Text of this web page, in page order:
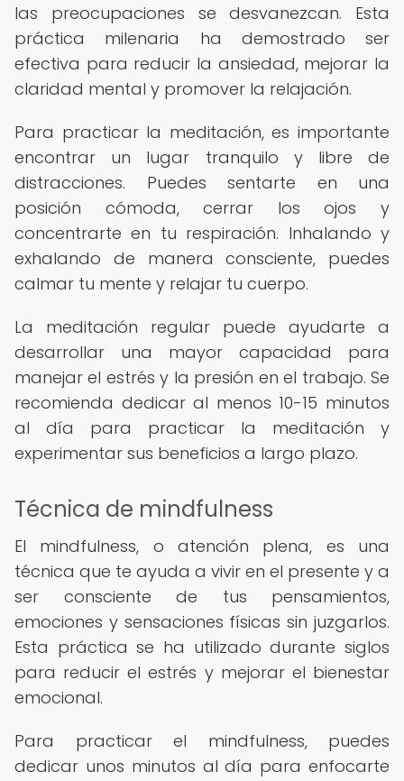
las preocupaciones se desvanezcan. Esta
práctica milenaria ha demostrado ser
efectiva para reducir la ansiedad, mejorar la
claridad mental y promover la relajación.
Para practicar la meditación, es importante
encontrar un lugar tranquilo y libre de
distracciones. Puedes sentarte en una
posición cómoda, cerrar los ojos y
concentrarte en tu respiración. Inhalando y
exhalando de manera consciente, puedes
calmar tu mente y relajar tu cuerpo.
La meditación regular puede ayudarte a
desarrollar una mayor capacidad para
manejar el estrés y la presión en el trabajo. Se
recomienda dedicar al menos 10-15 minutos
al día para practicar la meditación y
experimentar sus beneficios a largo plazo.
Técnica de mindfulness
El mindfulness, o atención plena, es una
técnica que te ayuda a vivir en el presente y a
ser consciente de tus pensamientos,
emociones y sensaciones físicas sin juzgarlos.
Esta práctica se ha utilizado durante siglos
para reducir el estrés y mejorar el bienestar
emocional.
Para practicar el mindfulness, puedes
dedicar unos minutos al día para enfocarte